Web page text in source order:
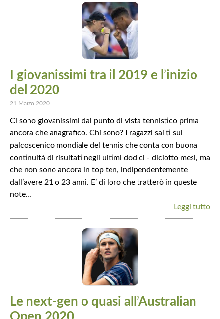
I giovanissimi tra il 2019 e l’inizio
del 2020
21 Marzo 2020
Ci sono giovanissimi dal punto di vista tennistico prima
ancora che anagrafico. Chi sono? I ragazzi saliti sul
palcoscenico mondiale del tennis che conta con buona
continuità di risultati negli ultimi dodici - diciotto mesi, ma
che non sono ancora in top ten, indipendentemente
dall’avere 21 o 23 anni. E’ di loro che tratterò in queste
note...
Leggi tutto
Le next-gen o quasi all’Australian